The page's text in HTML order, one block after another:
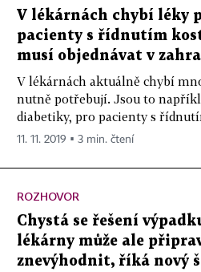
V lékárnách chybí léky
pacienty s řídnutím
musí objednávat v
V lékárnách aktuálně chybí
nutně potřebují. Jsou to
diabetiky, pro pacienty s
11. 11. 2019 ▪ 3 min. čtení
ROZHOVOR
Chystá se řešení
lékárny může ale
znevýhodnit, říká nový